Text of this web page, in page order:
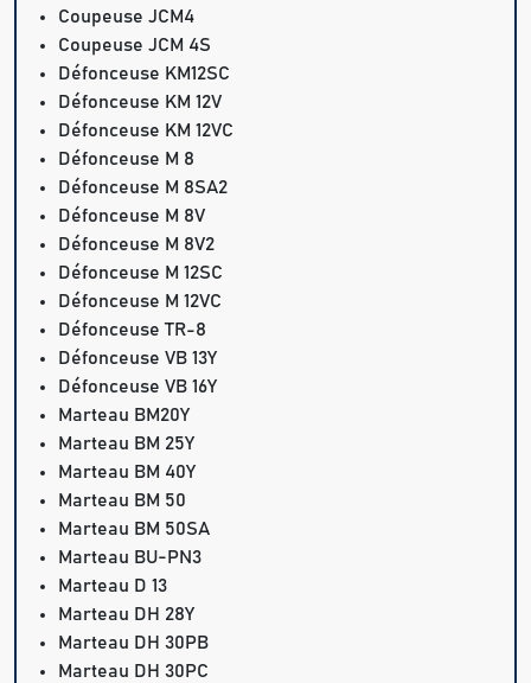
Coupeuse JCM4
Coupeuse JCM 4S
Défonceuse KM12SC
Défonceuse KM 12V
Défonceuse KM 12VC
Défonceuse M 8
Défonceuse M 8SA2
Défonceuse M 8V
Défonceuse M 8V2
Défonceuse M 12SC
Défonceuse M 12VC
Défonceuse TR-8
Défonceuse VB 13Y
Défonceuse VB 16Y
Marteau BM20Y
Marteau BM 25Y
Marteau BM 40Y
Marteau BM 50
Marteau BM 50SA
Marteau BU-PN3
Marteau D 13
Marteau DH 28Y
Marteau DH 30PB
Marteau DH 30PC